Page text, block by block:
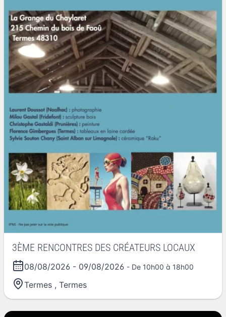
3ÈME RENCONTRES DES CRÉATEURS LOCAUX
08/08/2026 - 09/08/2026 - De 10h00 à 18h00
Termes , Termes